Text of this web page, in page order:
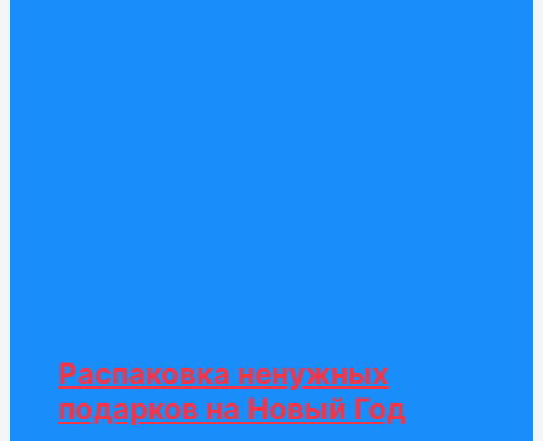
Распаковка ненужных
подарков на Новый Год